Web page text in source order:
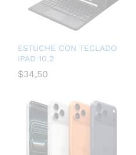
ESTUCHE CON TECLADO
IPAD 10.2
$34,50